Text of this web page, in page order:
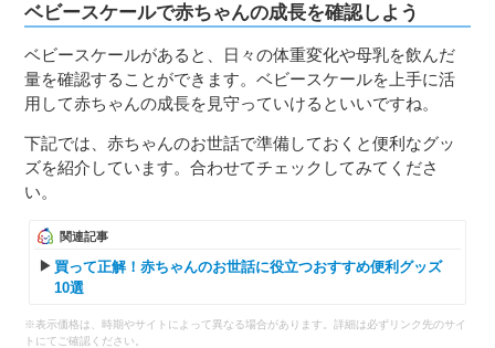
ベビースケールで赤ちゃんの成長を確認しよう
ベビースケールがあると、日々の体重変化や母乳を飲んだ
量を確認することができます。ベビースケールを上手に活
用して赤ちゃんの成長を見守っていけるといいですね。
下記では、赤ちゃんのお世話で準備しておくと便利なグッ
ズを紹介しています。合わせてチェックしてみてくださ
い。
関連記事
買って正解！赤ちゃんのお世話に役立つおすすめ便利グッズ
10選
※表示価格は、時期やサイトによって異なる場合があります。詳細は必ずリンク先のサイ
トにてご確認ください。